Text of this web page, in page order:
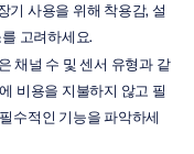
기 사용을 위해 착용감, 설
고려하세요.
채널 수 및 센서 유형과 같
비용을 지불하지 않고 필
수적인 기능을 파악하세